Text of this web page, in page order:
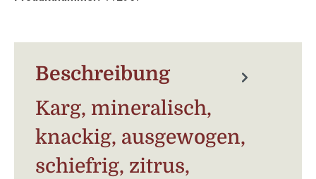
Beschreibung
Karg, mineralisch,
knackig, ausgewogen,
schiefrig, zitrus,